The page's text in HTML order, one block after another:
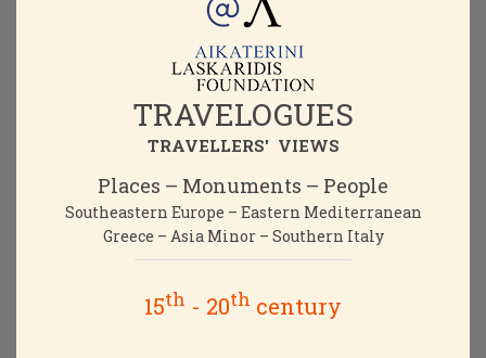
TRAVELOGUES
TRAVELLERS' VIEWS
Places – Monuments – People
Southeastern Europe – Eastern Mediterranean
Greece – Asia Minor – Southern Italy
15th - 20th century